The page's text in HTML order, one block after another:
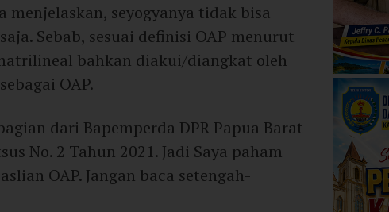
menjelaskan, seyogyanya tidak bisa
Sebab, sesuai definisi OAP menurut
bahkan diakui/diangkat oleh
OAP.
dari Bapemperda DPR Papua Barat
No. 2 Tahun 2021. Jadi Saya paham
OAP. Jangan baca setengah-